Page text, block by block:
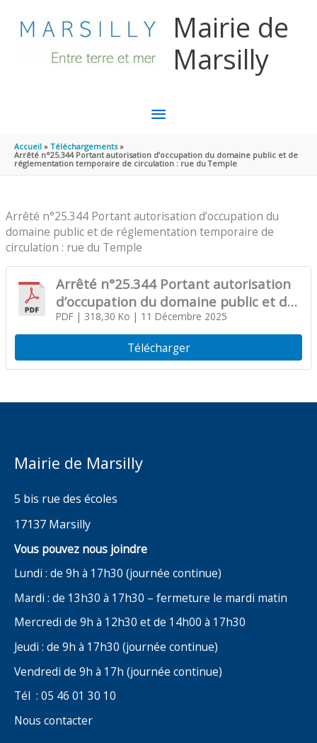
Mairie de
Marsilly
MENU
PRINCIPAL
Accueil
Téléchargements
Arrêté n°25.344 Portant autorisation d’occupation du domaine public et de
réglementation temporaire de circulation : rue du Temple
Arrêté n°25.344 Portant autorisation d’occupation du
domaine public et de réglementation temporaire de
circulation : rue du Temple
Arrêté n°25.344 Portant autorisation
d’occupation du domaine public et de
réglementation temporaire de
circulation : rue du Temple
PDF| 318,30 Ko | 11 Décembre 2025
Télécharger
Mairie de Marsilly
5 bis rue des écoles
17137 Marsilly
Vous pouvez nous joindre
Lundi : de 9h à 17h30 (journée continue)
Mardi : de 13h30 à 17h30 – fermeture le mardi matin
Mercredi de 9h à 12h30 et de 14h00 à 17h30
Jeudi : de 9h à 17h30 (journée continue)
Vendredi de 9h à 17h (journée continue)
Tél : 05 46 01 30 10
Nous contacter